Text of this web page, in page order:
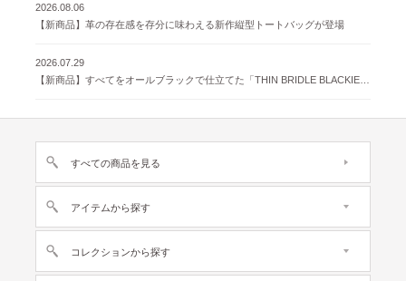
2026.08.06
【新商品】革の存在感を存分に味わえる新作縦型トートバッグが登場
2026.07.29
すべての商品を見る
アイテムから探す
コレクションから探す